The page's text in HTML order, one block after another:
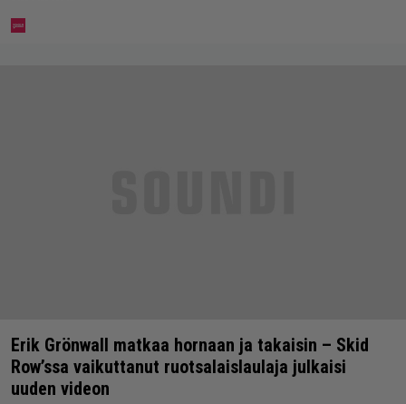
Erik Grönwall matkaa hornaan ja takaisin – Skid
Row’ssa vaikuttanut ruotsalaislaulaja julkaisi
uuden videon